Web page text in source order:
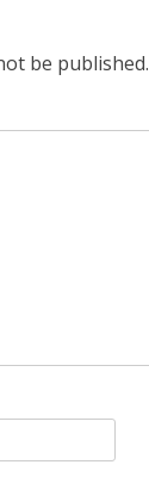
be published.